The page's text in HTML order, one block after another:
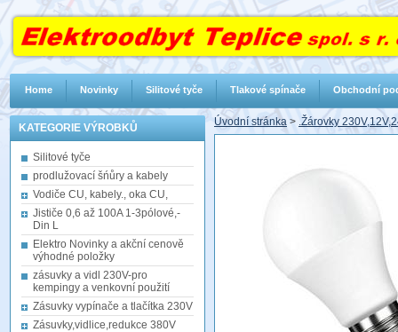
KATEGORIE VÝROBKŮ
Silitové tyče
prodlužovací šńůry a kabely
Vodiče CU, kabely., oka CU,
Jističe 0,6 až 100A 1-3pólové,-
Din L
Elektro Novinky a akční cenově
výhodné položky
zásuvky a vidl 230V-pro
kempingy a venkovní použití
Zásuvky vypínače a tlačítka 230V
Zásuvky,vidlice,redukce 380V
Úvodní stránka > .Žárovky
Home Novinky Silitové tyče Tlakové spínače Obchodní